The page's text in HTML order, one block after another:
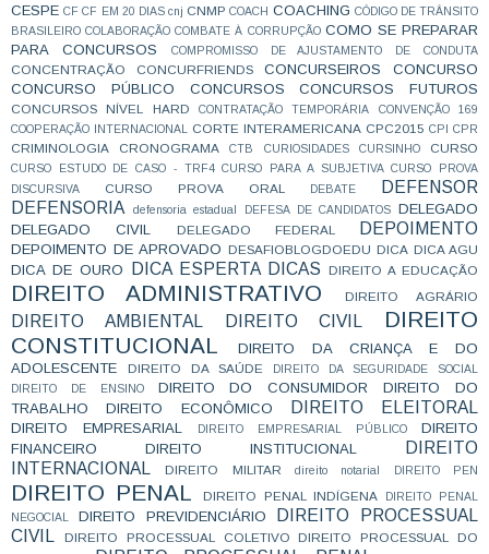
CESPE CF CF EM 20 DIAS cnj CNMP COACH COACHING CÓDIGO DE TRÂNSITO
BRASILEIRO COLABORAÇÃO COMBATE À CORRUPÇÃO COMO SE PREPARAR
PARA CONCURSOS
COMPROMISSO DE AJUSTAMENTO DE CONDUTA
CONCENTRAÇÃO CONCURFRIENDS CONCURSEIROS
CONCURSO
CONCURSO PÚBLICO
CONCURSOS CONCURSOS FUTUROS
CONCURSOS NÍVEL HARD CONTRATAÇÃO TEMPORÁRIA
CONVENÇÃO 169
COOPERAÇÃO INTERNACIONAL
CORTE INTERAMERICANA CPC2015 CPI CPR
CRIMINOLOGIA CRONOGRAMA CTB CURIOSIDADES CURSINHO CURSO
CURSO ESTUDO DE CASO - TRF4 CURSO PARA A SUBJETIVA
CURSO PROVA
DISCURSIVA
CURSO PROVA ORAL DEBATE
DEFENSOR
DEFENSORIA
defensoria estadual DEFESA DE CANDIDATOS
DELEGADO
DELEGADO CIVIL
DELEGADO FEDERAL DEPOIMENTO
DEPOIMENTO DE APROVADO DESAFIOBLOGDOEDU DICA DICA AGU
DICA DE OURO DICA ESPERTA DICAS DIREITO A EDUCAÇÃO
DIREITO ADMINISTRATIVO DIREITO AGRÁRIO
DIREITO AMBIENTAL DIREITO CIVIL
DIREITO
CONSTITUCIONAL
DIREITO DA CRIANÇA E DO
ADOLESCENTE
DIREITO DA SAÚDE
DIREITO DA SEGURIDADE SOCIAL
DIREITO DE ENSINO
DIREITO DO CONSUMIDOR
DIREITO DO
TRABALHO
DIREITO ECONÔMICO DIREITO ELEITORAL
DIREITO EMPRESARIAL DIREITO EMPRESARIAL PÚBLICO
DIREITO
FINANCEIRO
DIREITO INSTITUCIONAL
DIREITO
INTERNACIONAL
DIREITO MILITAR direito notarial DIREITO PEN
DIREITO PENAL DIREITO PENAL INDÍGENA
DIREITO PENAL
NEGOCIAL
DIREITO PREVIDENCIÁRIO
DIREITO PROCESSUAL
CIVIL
DIREITO PROCESSUAL COLETIVO
DIREITO PROCESSUAL DO